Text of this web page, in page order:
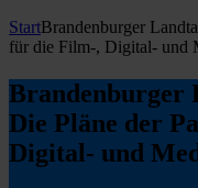
StartBrandenburger
für die Film-, Digital- und
Brandenburger
Die Pläne der
Digital- und